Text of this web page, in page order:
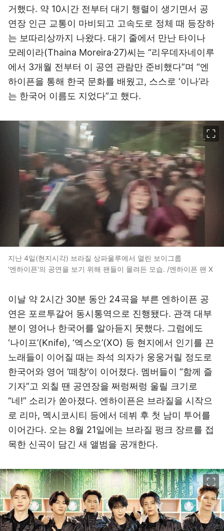
거했다. 약 10시간 전부터 대기 행렬이 생기면서 공
연장 인근 교통이 마비되고 고속도로 정체 때 등장하
는 보따리상까지 나왔다. 대기 줄에서 만난 타이나
모레이라(Thaina Moreira·27)씨는 “리우데자네이루
에서 3개월 전부터 이 공연 관람만 준비했다”며 “엔
하이픈을 통해 한국 문화를 배웠고, 스스로 ‘이나’라
는 한국어 이름도 지었다”고 했다.
지난 4일(현지시각) 브라질 상파울루에서 열린 보이그룹
'엔하이픈'의 공연을 보기 위해 팬들이 몰려든 모습. /엔하이픈 팬 X
이날 약 2시간 30분 동안 24곡을 부른 엔하이픈 공
연은 포르투갈어 동시통역으로 진행됐다. 관객 대부
분이 영어나 한국어를 알아듣지 못했다. 그럼에도
‘나이프’(Knife), ‘엑스오’(XO) 등 현지에서 인기를 끈
노래들이 이어질 때는 좌석 의자가 웅웅거릴 정도로
한국어와 영어 ‘떼창’이 이어졌다. 멤버들이 “함께 즐
기자”고 외칠 땐 공연장을 쩌렁쩌렁 울릴 크기로
“네!” 소리가 쏟아졌다. 엔하이픈은 브라질을 시작으
로 리마, 멕시코시티 등에서 데뷔 후 첫 남미 투어를
이어간다. 오는 8월 21일에는 브라질 펑크 장르를 접
목한 신곡이 담긴 새 앨범을 공개한다.